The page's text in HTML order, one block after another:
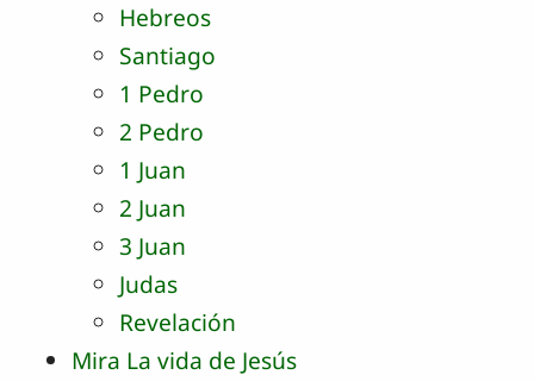
Hebreos
Santiago
1 Pedro
2 Pedro
1 Juan
2 Juan
3 Juan
Judas
Revelación
Mira La vida de Jesús